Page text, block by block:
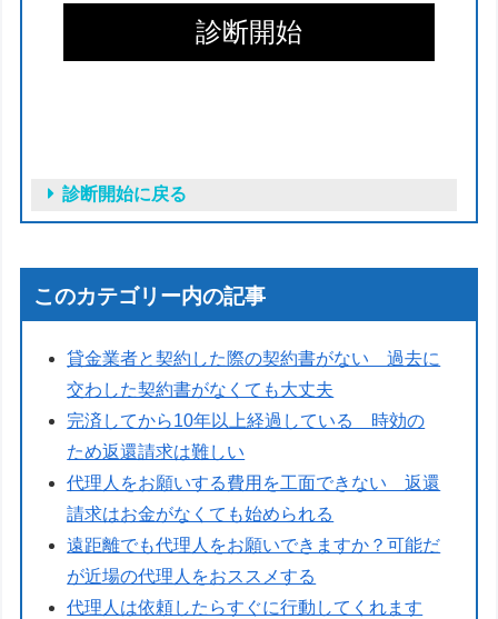
このカテゴリー内の記事
貸金業者と契約した際の契約書がない 過去に
交わした契約書がなくても大丈夫
完済してから10年以上経過している 時効の
ため返還請求は難しい
代理人をお願いする費用を工面できない 返還
請求はお金がなくても始められる
遠距離でも代理人をお願いできますか？可能だ
が近場の代理人をおススメする
代理人は依頼したらすぐに行動してくれます